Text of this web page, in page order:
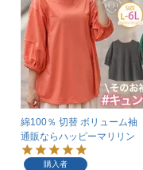
綿100％ 切替 ボリューム袖
通販ならハッピーマリリン
購入者